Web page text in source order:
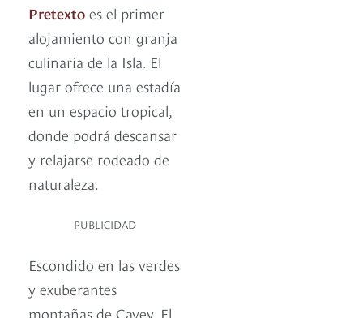
Pretexto es el primer
alojamiento con granja
culinaria de la Isla. El
lugar ofrece una estadía
en un espacio tropical,
donde podrá descansar
y relajarse rodeado de
naturaleza.
PUBLICIDAD
Escondido en las verdes
y exuberantes
montañas de Cayey, El